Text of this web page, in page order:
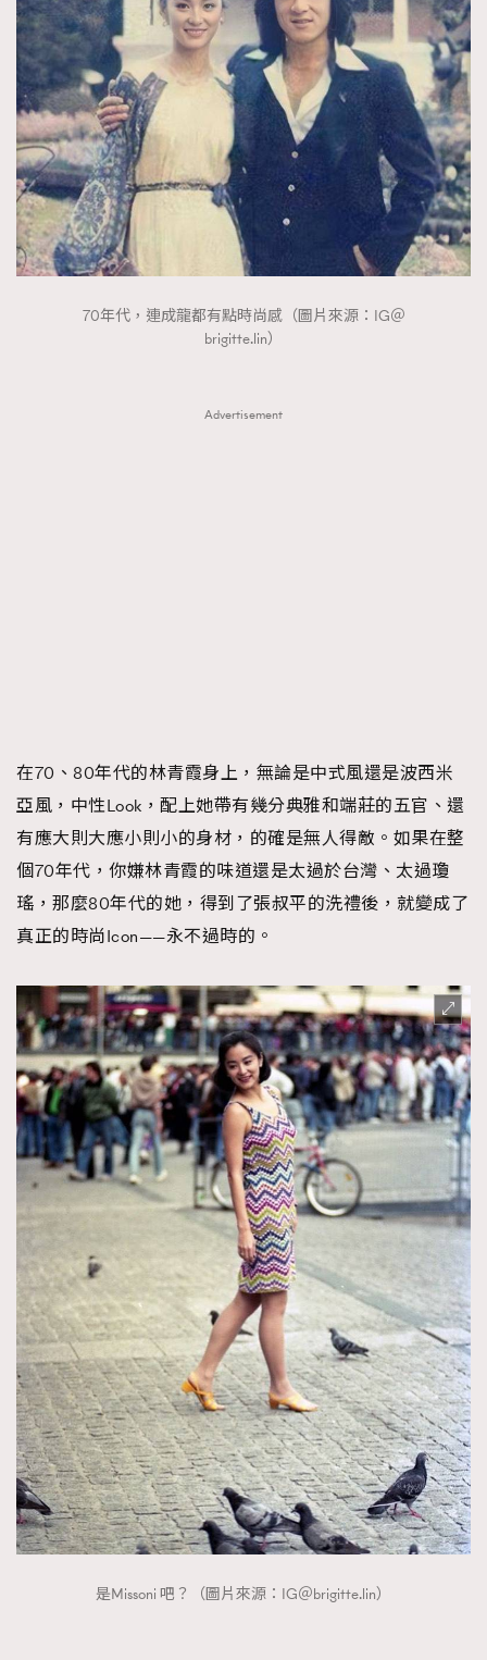
70年代，連成龍都有點時尚感（圖片來源：IG＠
brigitte.lin）
Advertisement
在70、80年代的林青霞身上，無論是中式風還是波西米
亞風，中性Look，配上她帶有幾分典雅和端莊的五官、還
有應大則大應小則小的身材，的確是無人得敵。如果在整
個70年代，你嫌林青霞的味道還是太過於台灣、太過瓊
瑤，那麼80年代的她，得到了張叔平的洗禮後，就變成了
真正的時尚Icon——永不過時的。
是Missoni 吧？（圖片來源：IG＠brigitte.lin）